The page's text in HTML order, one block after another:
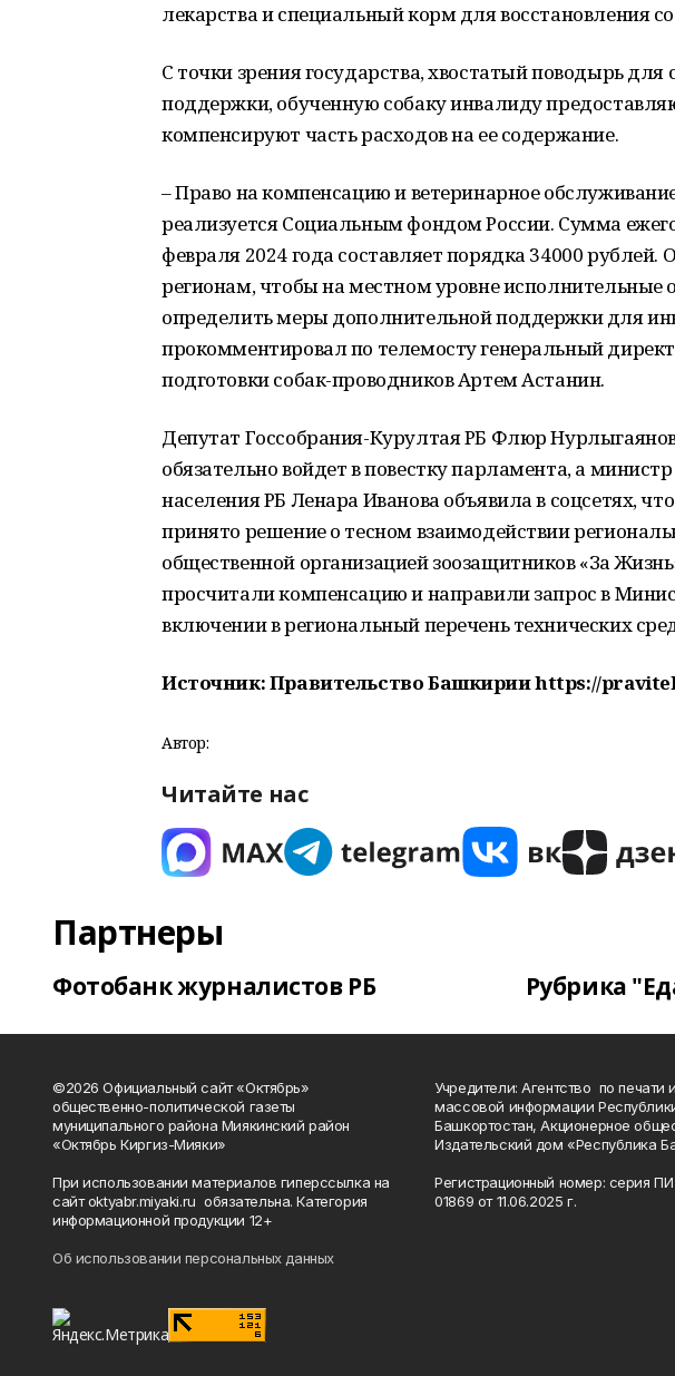
лекарства и специальный корм для восстановления
С точки зрения государства, хвостатый поводырь для
поддержки, обученную собаку инвалиду
компенсируют часть расходов на ее содержание.
– Право на компенсацию и ветеринарное
реализуется Социальным фондом России. Сумма
февраля 2024 года составляет порядка 34000
регионам, чтобы на местном уровне исполнительные
определить меры дополнительной поддержки для
прокомментировал по телемосту генеральный
подготовки собак-проводников Артем Астанин.
Депутат Госсобрания-Курултая РБ Флюр
обязательно войдет в повестку парламента, а
населения РБ Ленара Иванова объявила в соцсетях,
принято решение о тесном взаимодействии
общественной организацией зоозащитников «За
просчитали компенсацию и направили запрос в
включении в региональный перечень технических
Источник: Правительство Башкирии https://
Автор:
Читайте нас
Партнеры
Фотобанк журналистов РБ Рубрика
©2026 Официальный сайт «Октябрь»
общественно-политической газеты
муниципального района Миякинский район
«Октябрь Киргиз-Мияки»
При использовании материалов гиперссылка на
сайт oktyabr.miyaki.ru обязательна. Категория
информационной продукции 12+
Об использовании персональных данных
Учредители: Агентство по печати
массовой информации
Башкортостан, Акционерное
Издательский дом «Республика
Регистрационный номер: серия
01869 от 11.06.2025 г.